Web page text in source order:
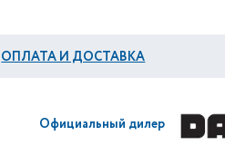
ОПЛАТА И ДОСТАВКА
Официальный дилер